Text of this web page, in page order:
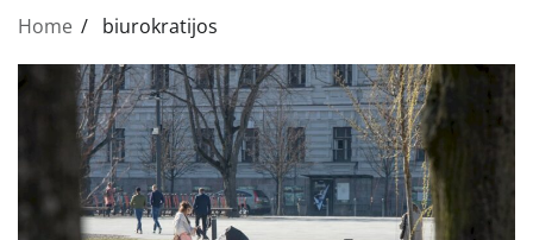
Home biurokratijos